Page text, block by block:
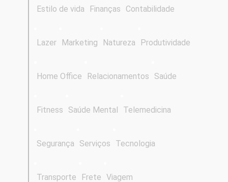
Estilo de vida Finanças Contabilidade
Lazer Marketing Natureza Produtividade
Home Office Relacionamentos Saúde
Fitness Saúde Mental Telemedicina
Segurança Serviços Tecnologia
Transporte Frete Viagem